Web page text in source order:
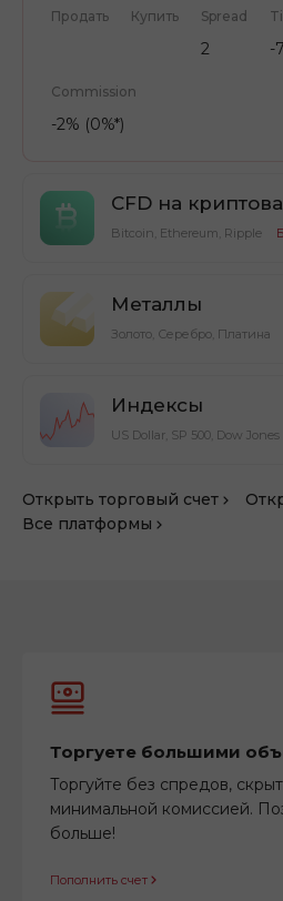
Продать Купить Spread
2 -
Commission
-2% (0%*)
CFD на
Bitcoin, Ethereum, Ripple
Металлы
Золото, Серебро, Платина
Индексы
US Dollar, SP 500, Dow Jones
Открыть торговый счет
Все платформы
Торгуете большими
Торгуйте без спредов,
минимальной комиссией.
больше!
Пополнить счет